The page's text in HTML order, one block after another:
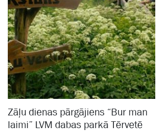
Zāļu dienas pārgājiens “Bur man
laimi” LVM dabas parkā Tērvetē